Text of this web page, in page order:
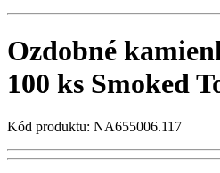
Ozdobné
100 ks Smoked
Kód produktu: NA655006.117